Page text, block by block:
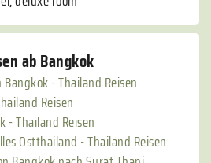
ab Bangkok
- Thailand Reisen
Reisen
- Thailand Reisen
Ostthailand - Thailand Reisen